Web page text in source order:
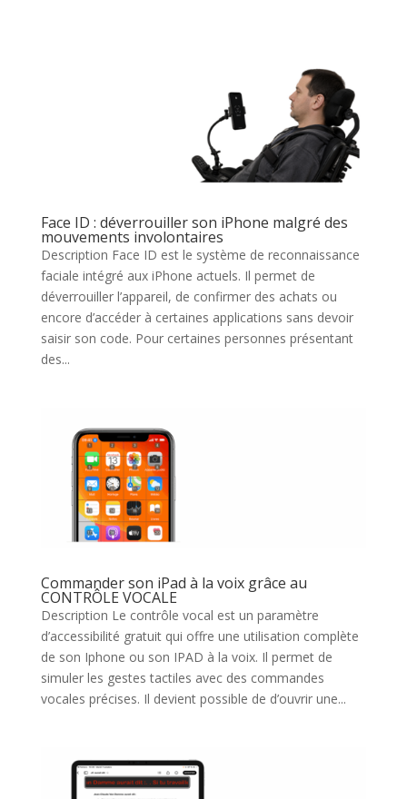
Face ID : déverrouiller son iPhone malgré des
mouvements involontaires
Description Face ID est le système de reconnaissance
faciale intégré aux iPhone actuels. Il permet de
déverrouiller l’appareil, de confirmer des achats ou
encore d’accéder à certaines applications sans devoir
saisir son code. Pour certaines personnes présentant
des...
Commander son iPad à la voix grâce au
CONTRÔLE VOCALE
Description Le contrôle vocal est un paramètre
d’accessibilité gratuit qui offre une utilisation complète
de son Iphone ou son IPAD à la voix. Il permet de
simuler les gestes tactiles avec des commandes
vocales précises. Il devient possible de d’ouvrir une...